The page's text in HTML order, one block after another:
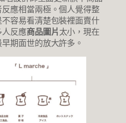
應相當兩極。個人覺得整
容易看清楚包裝裡面賣什
反應商品圖片太小，現在
期面世的放大許多。